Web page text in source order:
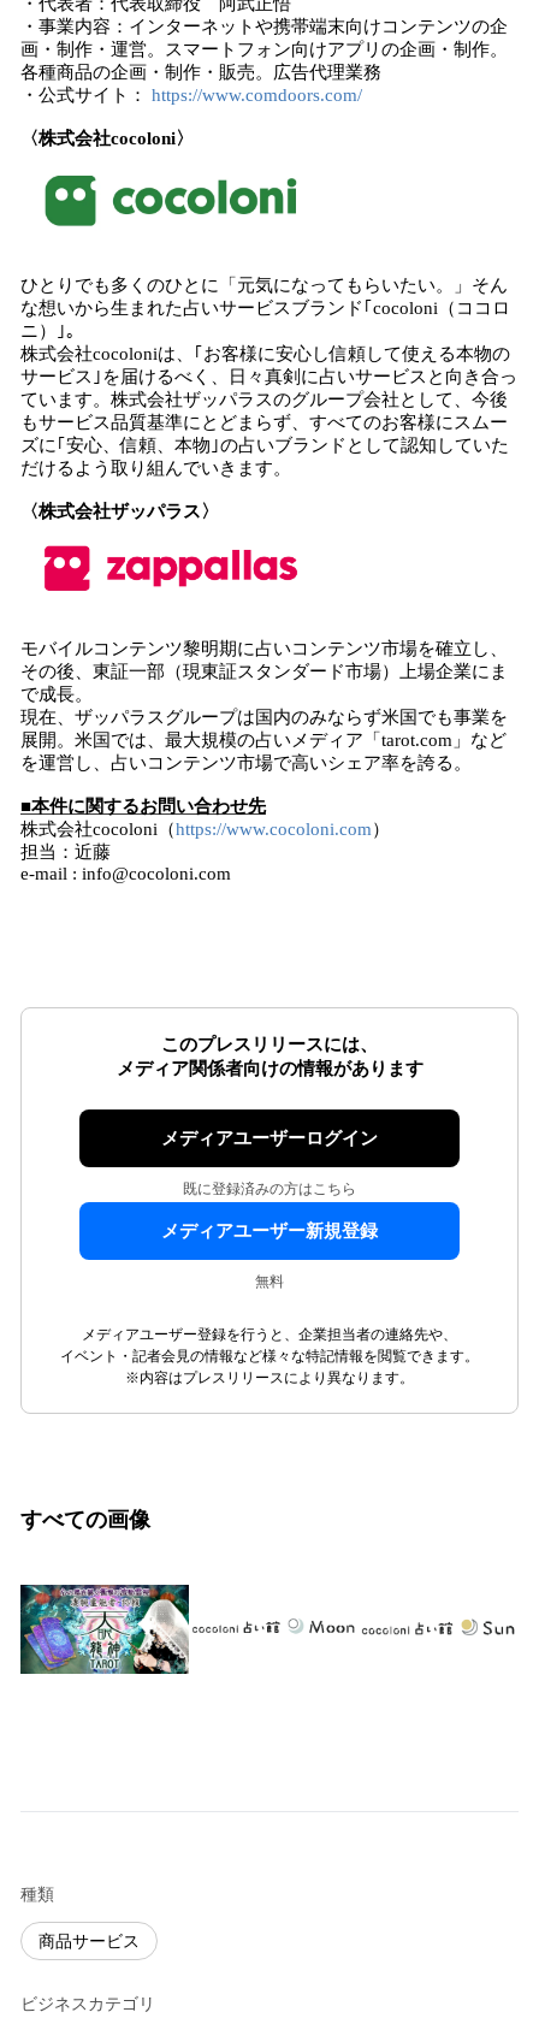
・事業内容：インターネットや携帯端末向けコンテンツの企
画・制作・運営。スマートフォン向けアプリの企画・制作。
各種商品の企画・制作・販売。広告代理業務
・公式サイト： https://www.comdoors.com/
〈株式会社cocoloni〉
ひとりでも多くのひとに「元気になってもらいたい。」そん
な想いから生まれた占いサービスブランド｢cocoloni（ココロ
ニ）｣。
株式会社cocoloniは、｢お客様に安心し信頼して使える本物の
サービス｣を届けるべく、日々真剣に占いサービスと向き合っ
ています。株式会社ザッパラスのグループ会社として、今後
もサービス品質基準にとどまらず、すべてのお客様にスムー
ズに｢安心、信頼、本物｣の占いブランドとして認知していた
だけるよう取り組んでいきます。
〈株式会社ザッパラス〉
モバイルコンテンツ黎明期に占いコンテンツ市場を確立し、
その後、東証一部（現東証スタンダード市場）上場企業にま
で成長。
現在、ザッパラスグループは国内のみならず米国でも事業を
展開。米国では、最大規模の占いメディア「tarot.com」など
を運営し、占いコンテンツ市場で高いシェア率を誇る。
■本件に関するお問い合わせ先
株式会社cocoloni（https://www.cocoloni.com）
担当：近藤
e-mail : info@cocoloni.com
このプレスリリースには、
メディア関係者向けの情報があります
メディアユーザーログイン
既に登録済みの方はこちら
メディアユーザー新規登録
無料
メディアユーザー登録を行うと、企業担当者の連絡先や、
イベント・記者会見の情報など様々な特記情報を閲覧できます。
※内容はプレスリリースにより異なります。
すべての画像
種類
商品サービス
ビジネスカテゴリ